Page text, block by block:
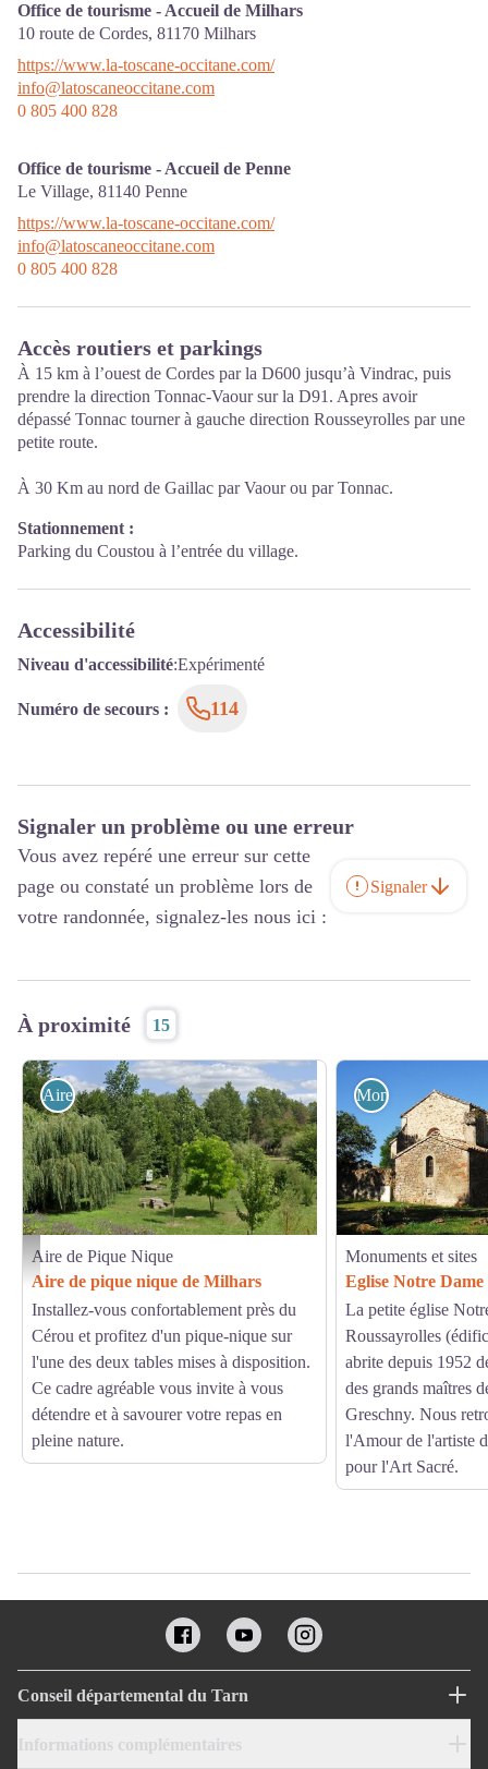
Office de tourisme - Accueil de Milhars
10 route de Cordes, 81170 Milhars
https://www.la-toscane-occitane.com/
info@latoscaneoccitane.com
0 805 400 828
Office de tourisme - Accueil de Penne
Le Village, 81140 Penne
https://www.la-toscane-occitane.com/
info@latoscaneoccitane.com
0 805 400 828
Accès routiers et parkings
À 15 km à l’ouest de Cordes par la D600 jusqu’à Vindrac, puis
prendre la direction Tonnac-Vaour sur la D91. Apres avoir
dépassé Tonnac tourner à gauche direction Rousseyrolles par une
petite route.
À 30 Km au nord de Gaillac par Vaour ou par Tonnac.
Stationnement :
Parking du Coustou à l’entrée du village.
Accessibilité
Niveau d'accessibilité:Expérimenté
Numéro de secours : 114
Signaler un problème ou une erreur
Vous avez repéré une erreur sur cette
page ou constaté un problème lors de
votre randonnée, signalez-les nous ici :
Signaler
À proximité 15
Google street view
Aire de Pique Nique
Aire de Pique Nique
Aire de pique nique de Milhars
Installez-vous confortablement près du
Cérou et profitez d'un pique-nique sur
l'une des deux tables mises à disposition.
Ce cadre agréable vous invite à vous
détendre et à savourer votre repas en
pleine nature.
Monuments et sites
Monuments et sites
Eglise Notre Dame
La petite église
Roussayrolles
abrite depuis 1952
des grands maîtres
Greschny. Nous
l'Amour de l'artiste
pour l'Art Sacré.
Conseil départemental du Tarn
Informations complémentaires